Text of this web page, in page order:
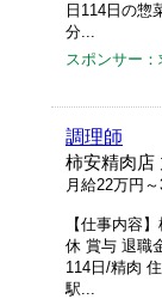
日114日の惣
分...
スポンサー
調理師
柿安精肉店
月給22万円
【仕事内容
休 賞与 退職
114日/精肉
駅...